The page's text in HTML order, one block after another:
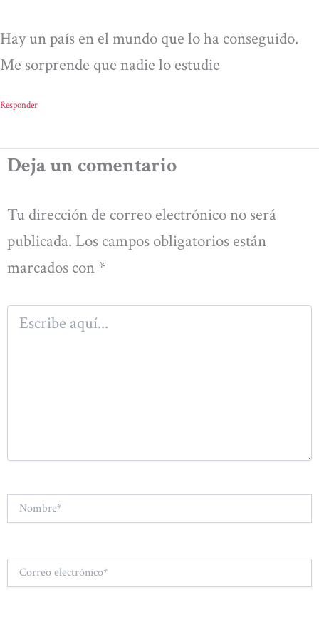
Hay un país en el mundo que lo ha conseguido.
Me sorprende que nadie lo estudie
Responder
Deja un comentario
Tu dirección de correo electrónico no será
publicada. Los campos obligatorios están
marcados con *
aquí...
Nombre*
electrónico*